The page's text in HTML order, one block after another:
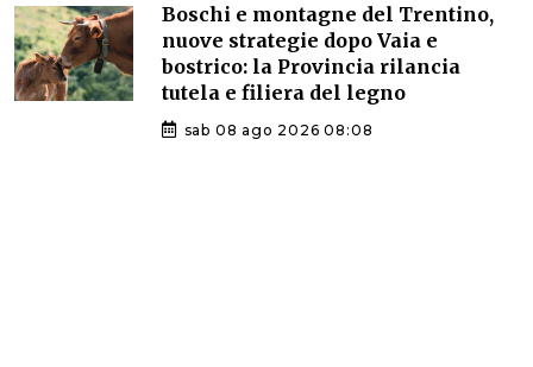
Boschi e montagne del Trentino,
nuove strategie dopo Vaia e
bostrico: la Provincia rilancia
tutela e filiera del legno
sab 08 ago 2026 08:08